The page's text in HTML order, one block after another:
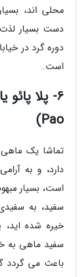
محلی اند،
دست بسیار
دوره گرد در
است.
Pao)
تماشا یک ماهی
دارد، و به
است، بسیار
سفید، به
خیره شده
سفید ماهی به
باعث می گردد